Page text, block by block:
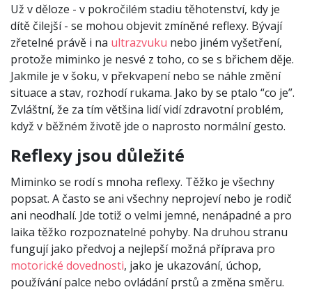
Už v děloze - v pokročilém stadiu těhotenství, kdy je
dítě čilejší - se mohou objevit zmíněné reflexy. Bývají
zřetelné právě i na ultrazvuku nebo jiném vyšetření,
protože miminko je nesvé z toho, co se s břichem děje.
Jakmile je v šoku, v překvapení nebo se náhle změní
situace a stav, rozhodí rukama. Jako by se ptalo “co je”.
Zvláštní, že za tím většina lidí vidí zdravotní problém,
když v běžném životě jde o naprosto normální gesto.
Reflexy jsou důležité
Miminko se rodí s mnoha reflexy. Těžko je všechny
popsat. A často se ani všechny neprojeví nebo je rodič
ani neodhalí. Jde totiž o velmi jemné, nenápadné a pro
laika těžko rozpoznatelné pohyby. Na druhou stranu
fungují jako předvoj a nejlepší možná příprava pro
motorické dovednosti, jako je ukazování, úchop,
používání palce nebo ovládání prstů a změna směru.